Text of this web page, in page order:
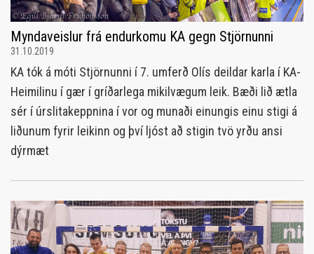
Myndaveislur frá endurkomu KA gegn Stjörnunni
31.10.2019
KA tók á móti Stjörnunni í 7. umferð Olís deildar karla í KA-
Heimilinu í gær í gríðarlega mikilvægum leik. Bæði lið ætla
sér í úrslitakeppnina í vor og munaði einungis einu stigi á
liðunum fyrir leikinn og því ljóst að stigin tvö yrðu ansi
dýrmæt